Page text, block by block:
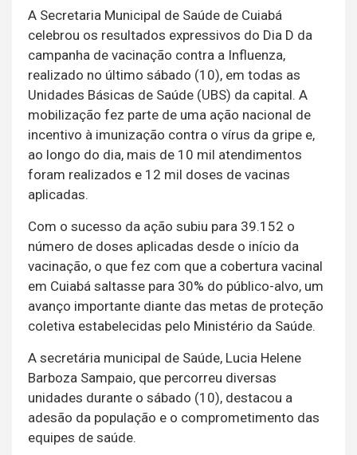
A Secretaria Municipal de Saúde de Cuiabá
celebrou os resultados expressivos do Dia D da
campanha de vacinação contra a Influenza,
realizado no último sábado (10), em todas as
Unidades Básicas de Saúde (UBS) da capital. A
mobilização fez parte de uma ação nacional de
incentivo à imunização contra o vírus da gripe e,
ao longo do dia, mais de 10 mil atendimentos
foram realizados e 12 mil doses de vacinas
aplicadas.
Com o sucesso da ação subiu para 39.152 o
número de doses aplicadas desde o início da
vacinação, o que fez com que a cobertura vacinal
em Cuiabá saltasse para 30% do público-alvo, um
avanço importante diante das metas de proteção
coletiva estabelecidas pelo Ministério da Saúde.
A secretária municipal de Saúde, Lucia Helene
Barboza Sampaio, que percorreu diversas
unidades durante o sábado (10), destacou a
adesão da população e o comprometimento das
equipes de saúde.